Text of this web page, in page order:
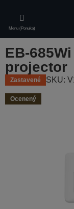
main
content
Menu (Ponuka)
EB-
projector
Zastavené SKU:
Ocenený